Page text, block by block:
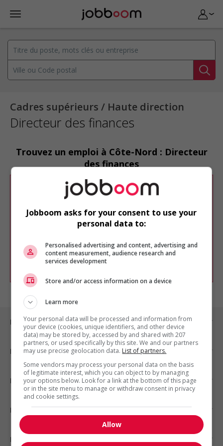
Cadres supérieurs / Haute direction
Directeur des finances
Trouvez un emploi à Côte-Nord : Directeur
des finances
Désolé, cette recherche n'a produit aucun
résultat.
Veuillez faire une nouvelle recherche.
Vous pouvez en tout temps utiliser nos
chercher un poste selon votre profil
d'intérêt en emploi en vousinscrivant
comme membre Jobboom.
Emplois par ville
Emplois par secteur
Emplois par statut
Emplois par type
Nos suggestions
Jobboom asks for your consent to use your
personal data to:
Personalised advertising and content, advertising and
content measurement, audience research and
services development
Store and/or access information on a device
Learn more
Your personal data will be processed and information from
your device (cookies, unique identifiers, and other device
data) may be stored by, accessed by and shared with 207
partners, or used specifically by this site. We and our partners
may use precise geolocation data. List of partners.
Some vendors may process your personal data on the basis
of legitimate interest, which you can object to by managing
your options below. Look for a link at the bottom of this page
or in the site menu to manage or withdraw consent in privacy
and cookie settings.
Allow